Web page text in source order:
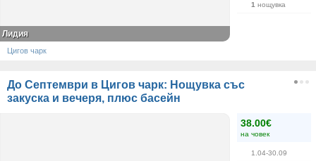
1 нощувка
Лидия
Цигов чарк
До Септември в Цигов чарк: Нощувка със
закуска и вечеря, плюс басейн
38.00€
на човек
1.04-30.09